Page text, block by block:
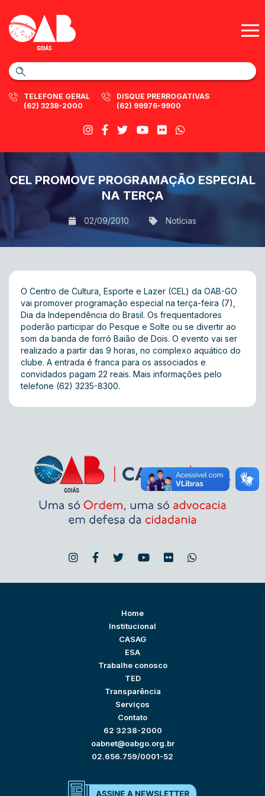
TELEFONE GERAL
(62) 3238-2000
DISQUE PRERROGATIVAS
(62) 99976-9900
CEL PROMOVE PROGRAMAÇÃO ESPECIAL
NA TERÇA
02/09/2010 Notícias
O Centro de Cultura, Esporte e Lazer (CEL) da OAB-GO
vai promover programação especial na terça-feira (7),
Dia da Independência do Brasil. Os frequentadores
poderão participar do Pesque e Solte ou se divertir ao
som da banda de forró Baião de Dois. O evento vai ser
realizado a partir das 9 horas, no complexo aquático do
clube. A entrada é franca para os associados e
convidados pagam 22 reais. Mais informações pelo
telefone (62) 3235-8300.
Home
Institucional
CASAG
ESA
Trabalhe conosco
TED
Transparência
Serviços
Contato
62 3238-2000
oabnet@oabgo.org.br
02.656.759/0001-52